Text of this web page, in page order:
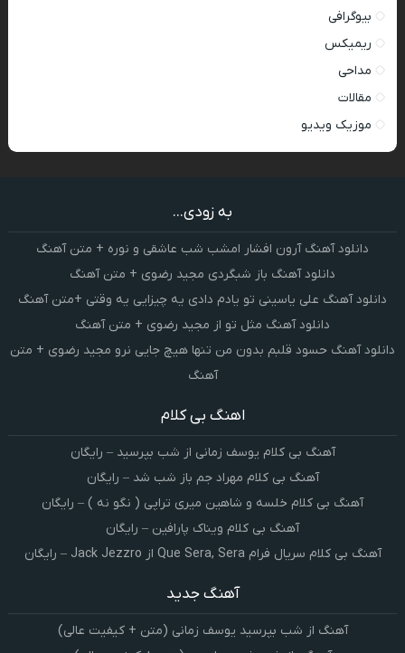
بیوگرافی
ریمیکس
مداحی
مقالات
موزیک ویدیو
به زودی...
دانلود آهنگ آرون افشار امشب شب عاشقی و نوره + متن آهنگ
دانلود آهنگ باز شبگردی مجید رضوی + متن آهنگ
دانلود آهنگ علی یاسینی تو یادم دادی یه چیزایی یه وقتی +متن آهنگ
دانلود آهنگ مثل تو از مجید رضوی + متن آهنگ
دانلود آهنگ حسود قلبم بدون من تنها هیچ جایی نرو مجید رضوی + متن
آهنگ
اهنگ بی کلام
آهنگ بی کلام یوسف زمانی از شب بپرسید – رایگان
آهنگ بی کلام مهراد جم باز شب شد – رایگان
آهنگ بی کلام خلسه و شاهین میری تراپی ( نگو نه ) – رایگان
آهنگ بی کلام ویناک پارافین – رایگان
آهنگ بی کلام سریال فرام Que Sera, Sera از Jack Jezzro – رایگان
آهنگ جدید
آهنگ از شب بپرسید یوسف زمانی (متن + کیفیت عالی)